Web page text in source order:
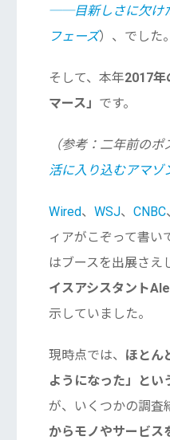
──目新しさに欠け
フェーズ）、でした。
そして、本年2017年
マース」 です。
（参考：二年前のポ
活に入り込むアマゾ
Wired、 WSJ、 CNBC
ィアがこぞって書い
はブースを出展さえ
イスアシスタント
示していました。
現時点では、 ほとん
ようになった」とい
が、いくつかの調査
からモノやサービス